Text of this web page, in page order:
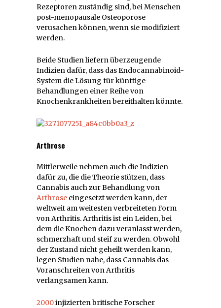
Rezeptoren zuständig sind, bei Menschen
post-menopausale Osteoporose
verusachen können, wenn sie modifiziert
werden.
Beide Studien liefern überzeugende
Indizien dafür, dass das Endocannabinoid-
System die Lösung für künftige
Behandlungen einer Reihe von
Knochenkrankheiten bereithalten könnte.
Arthrose
Mittlerweile nehmen auch die Indizien
dafür zu, die die Theorie stützen, dass
Cannabis auch zur Behandlung von
Arthrose eingesetzt werden kann, der
weltweit am weitesten verbreiteten Form
von Arthritis. Arthritis ist ein Leiden, bei
dem die Knochen dazu veranlasst werden,
schmerzhaft und steif zu werden. Obwohl
der Zustand nicht geheilt werden kann,
legen Studien nahe, dass Cannabis das
Voranschreiten von Arthritis
verlangsamen kann.
2000injizierten britische Forscher